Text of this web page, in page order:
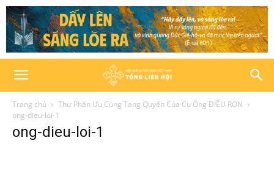
Trang chủ
Thư Phân Ưu Cùng Tang Quyến Của Cụ Ông ĐIỂU RON
ong-dieu-loi-1
ong-dieu-loi-1